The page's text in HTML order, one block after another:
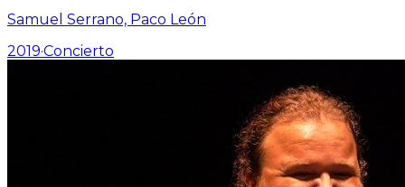
Samuel Serrano, Paco León
2019·Concierto